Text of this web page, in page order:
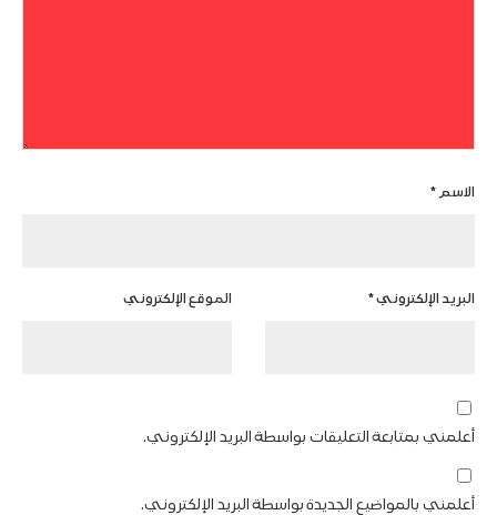
الاسم *
البريد الإلكتروني* الموقع الإلكتروني
أعلمني بمتابعة التعليقات بواسطة البريد الإلكتروني.
أعلمني بالمواضيع الجديدة بواسطة البريد الإلكتروني.